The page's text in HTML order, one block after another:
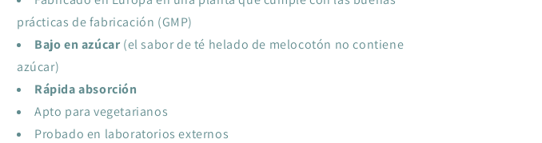
prácticas de fabricación (GMP)
Bajo en azúcar(el sabor de té helado de melocotón no contiene
azúcar)
Rápida absorción
Apto para vegetarianos
Probado en laboratorios externos